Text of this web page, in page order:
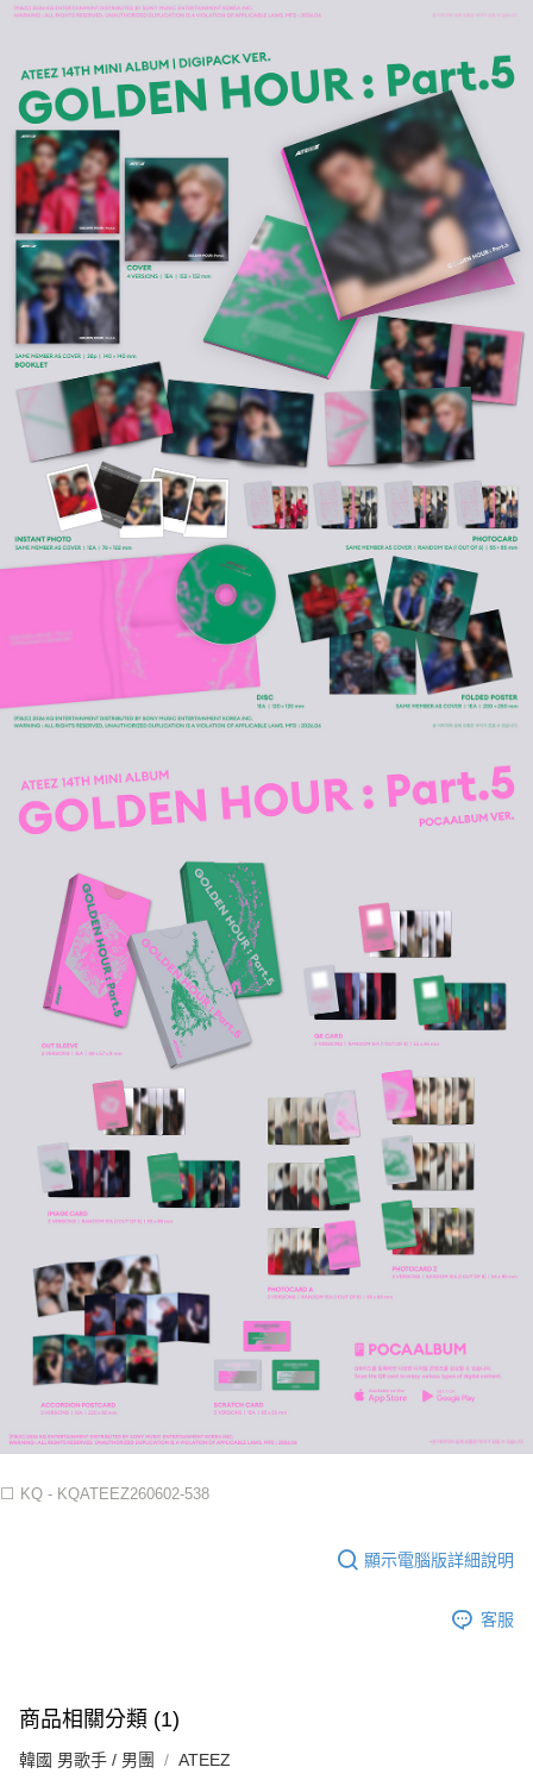
⬜️ KQ - KQATEEZ260602-538
顯示電腦版詳細說明
客服
商品相關分類 (1)
韓國 男歌手 / 男團 ATEEZ